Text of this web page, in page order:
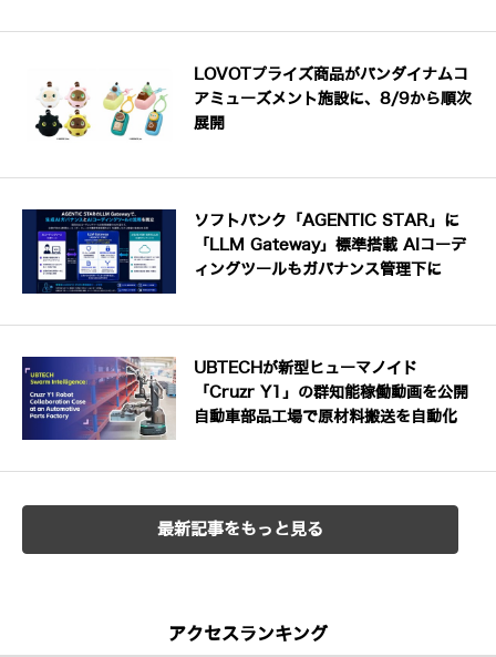
LOVOTプライズ商品がバンダイナムコ
アミューズメント施設に、8/9から順次
展開
ソフトバンク「AGENTIC STAR」に
「LLM Gateway」標準搭載 AIコーデ
ィングツールもガバナンス管理下に
UBTECHが新型ヒューマノイド
「Cruzr Y1」の群知能稼働動画を公開
自動車部品工場で原材料搬送を自動化
最新記事をもっと見る
アクセスランキング